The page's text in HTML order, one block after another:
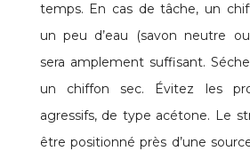
temps. En cas de tâche, un
un peu d’eau (savon neutre
sera amplement suffisant.
un chiffon sec. Évitez les
agressifs, de type acétone. Le
être positionné près d’une